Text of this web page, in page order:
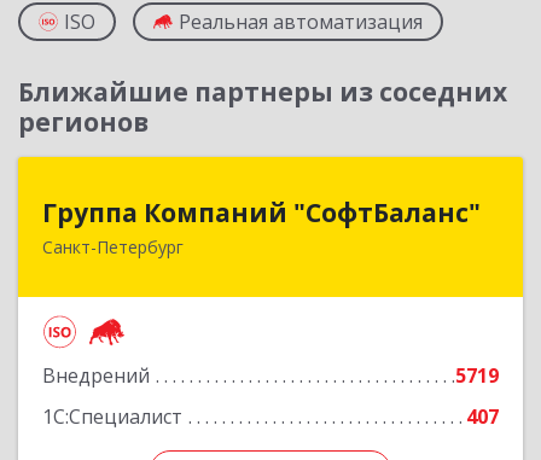
ISO Реальная автоматизация
Ближайшие партнеры из соседних
регионов
Группа Компаний "СофтБаланс"
Санкт-Петербург
Внедрений
5719
1С:Специалист
407
Группа Компаний "СофтБаланс"
195112, Санкт-Петербург г, Заневский пр-кт,